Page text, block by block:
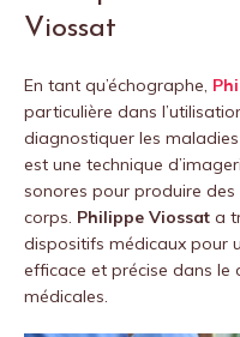
Viossat
En tant qu’échographe,
particulière dans
diagnostiquer les
est une technique
sonores pour produire
corps. Philippe Viossat a
dispositifs médicaux pour
efficace et précise dans le
médicales.